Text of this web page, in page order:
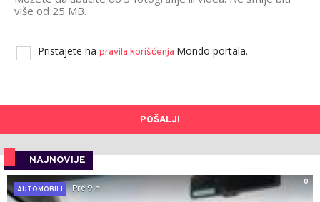
više od 25 MB.
Pristajete na pravila korišćenja Mondo portala.
POŠALJI
NAJNOVIJE
0
AUTOMOBILI
Pre 9 h